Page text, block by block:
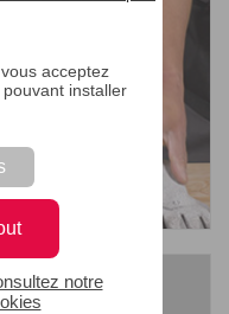
acceptez
installer
notre